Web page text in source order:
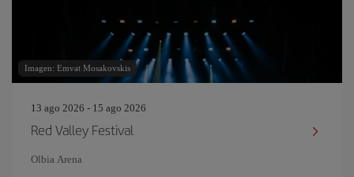
Imagen: Emvat Mosakovskis
13 ago 2026 - 15 ago 2026
Red Valley Festival
Olbia Arena